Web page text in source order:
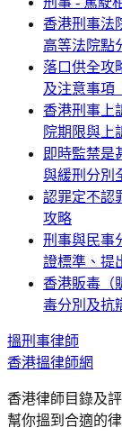
香港刑事法
高等法院點
落口供全攻
及注意事項
香港刑事上
院期限與上
即時監禁是
與緩刑分別
認罪定不認
攻略
刑事與民事
證標準、提
香港販毒（
毒分別及抗
搵刑事律師
香港搵律師網
香港律師目錄及
幫你搵到合適的律